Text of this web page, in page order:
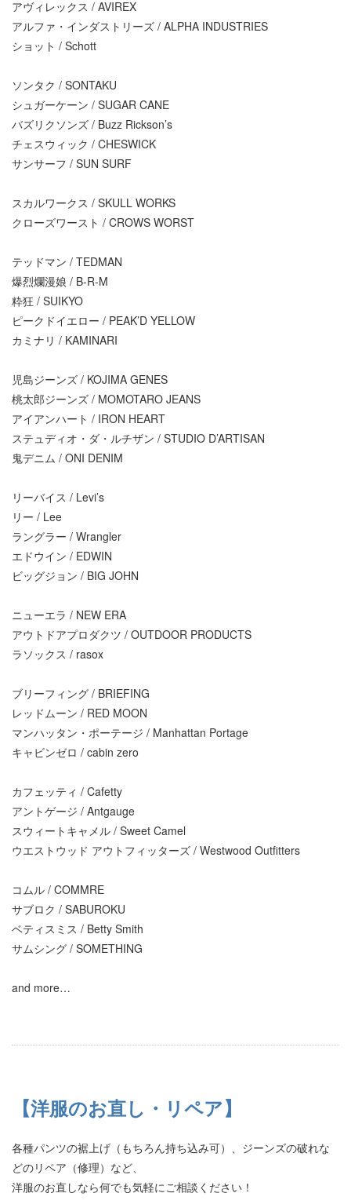
アヴィレックス / AVIREX
アルファ・インダストリーズ / ALPHA INDUSTRIES
ショット / Schott
ソンタク / SONTAKU
シュガーケーン / SUGAR CANE
バズリクソンズ / Buzz Rickson’s
チェスウィック / CHESWICK
サンサーフ / SUN SURF
スカルワークス / SKULL WORKS
クローズワースト / CROWS WORST
テッドマン / TEDMAN
爆烈爛漫娘 / B-R-M
粋狂 / SUIKYO
ピークドイエロー / PEAK’D YELLOW
カミナリ / KAMINARI
児島ジーンズ / KOJIMA GENES
桃太郎ジーンズ / MOMOTARO JEANS
アイアンハート / IRON HEART
ステュディオ・ダ・ルチザン / STUDIO D’ARTISAN
鬼デニム / ONI DENIM
リーバイス / Levi’s
リー / Lee
ラングラー / Wrangler
エドウイン / EDWIN
ビッグジョン / BIG JOHN
ニューエラ / NEW ERA
アウトドアプロダクツ / OUTDOOR PRODUCTS
ラソックス / rasox
ブリーフィング / BRIEFING
レッドムーン / RED MOON
マンハッタン・ポーテージ / Manhattan Portage
キャビンゼロ / cabin zero
カフェッティ / Cafetty
アントゲージ / Antgauge
スウィートキャメル / Sweet Camel
ウエストウッド アウトフィッターズ / Westwood Outfitters
コムル / COMMRE
サブロク / SABUROKU
ベティスミス / Betty Smith
サムシング / SOMETHING
and more…
【洋服のお直し・リペア】
各種パンツの裾上げ（もちろん持ち込み可）、ジーンズの破れな
どのリペア（修理）など、
洋服のお直しなら何でも気軽にご相談ください！